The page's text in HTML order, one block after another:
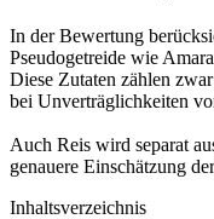
In der Bewertung
Pseudogetreide wie
Diese Zutaten zählen
bei Unverträglichkeiten
Auch Reis wird separat
genauere Einschätzung
Inhaltsverzeichnis​